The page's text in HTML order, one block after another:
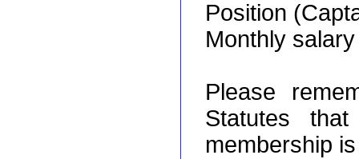
Position
Monthly salary
Please
Statutes
membership